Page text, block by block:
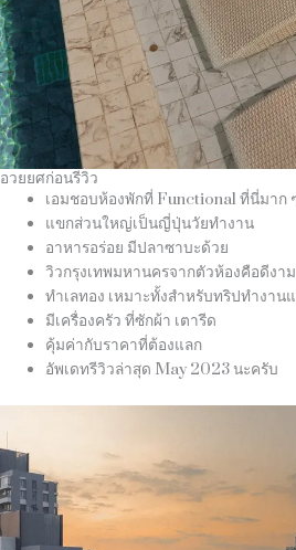
อวยยศก่อนรีวิว
เอมชอบห้องพักที่ Functional ที่นี่มาก
แขกส่วนใหญ่เป็นญี่ปุ่นวัยทำงาน
อาหารอร่อย มีปลาซาบะด้วย
วิวกรุงเทพมหานครจากตัวห้องคือดีงา
ทำเลทอง เหมาะทั้งสำหรับทริปทำงาน
มีเครื่องครัว ที่ซักผ้า เตารีด
คุ้มค่ากับราคาที่ต้องแลก
อัพเดทรีวิวล่าสุด May 2023 นะครับ